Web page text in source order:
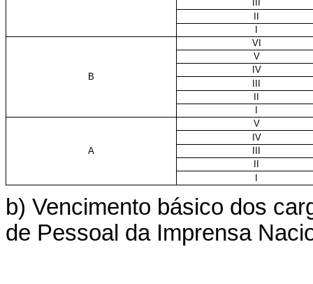
B
VI
V
IV
A
V
IV
b) Vencimento básico dos
de Pessoal da Imprensa